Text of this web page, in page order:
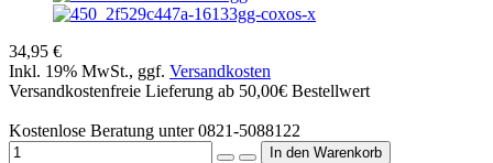
34,95 €
Inkl. 19% MwSt., ggf. Versandkosten
Versandkostenfreie Lieferung ab 50,00€ Bestellwert
Kostenlose Beratung unter 0821-5088122